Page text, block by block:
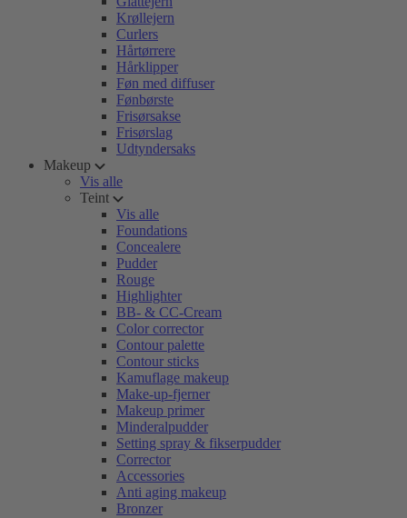
Krøllejern
Curlers
Hårtørrere
Hårklipper
Føn med diffuser
Fønbørste
Frisørsakse
Frisørslag
Udtyndersaks
Makeup
Vis alle
Teint
Vis alle
Foundations
Concealere
Pudder
Rouge
Highlighter
BB- & CC-Cream
Color corrector
Contour palette
Contour sticks
Kamuflage makeup
Make-up-fjerner
Makeup primer
Minderalpudder
Setting spray & fikserpudder
Corrector
Accessories
Anti aging makeup
Bronzer